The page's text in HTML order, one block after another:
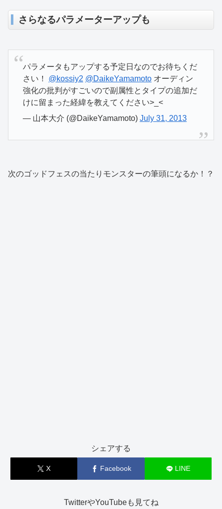
さらなるパラメーターアップも
パラメータもアップする予定日なのでお待ちくだ
さい！ @kossiy2 @DaikeYamamotoオーディン
強化の批判がすごいので副属性とタイプの追加だ
けに留まった経緯を教えてください>_<
— 山本大介 (@DaikeYamamoto) July 31, 2013
次のゴッドフェスの当たりモンスターの筆頭になるか！？
シェアする
X Facebook LINE
TwitterやYouTubeも見てね